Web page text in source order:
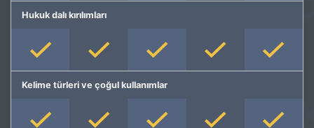
Hukuk dalı kırılımları
Kelime türleri ve çoğul kullanımlar